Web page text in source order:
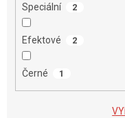
Speciální 2
Efektové 2
Černé 1